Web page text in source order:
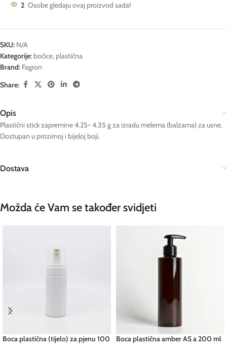
2 Osobe gledaju ovaj proizvod sada!
SKU: N/A
Kategorije: bočice, plastična
Brand: Fagron
Share:
Opis
Plastični stick zapremine 4.25- 4.35 g za izradu melema (balzama) za usne.
Dostupan u prozirnoj i bijeloj boji.
Dostava
Možda će Vam se također svidjeti
Boca plastična (tijelo) za pjenu 100
Boca plastična amber AS a 200 ml